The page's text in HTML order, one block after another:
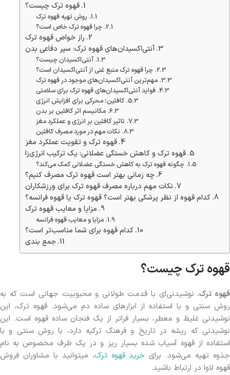
قهوه ترک چیست؟
روش تهیه قهوه ترک
چرا قهوه ترک خاص است؟
راز خواص قهوه ترک
آنتی‌اکسیدان‌های قهوه ترک: سپر دفاعی بدن
آنتی‌اکسیدان چیست؟
چرا قهوه ترک منبع غنی از آنتی‌اکسیدان است؟
مهم‌ترین آنتی‌اکسیدان‌های موجود در قهوه ترک
فواید آنتی‌اکسیدان‌های قهوه ترک برای سلامتی
کافئین؛ محرکی برای افزایش انرژی
مکانیسم اثر کافئین بر بدن
تاثیر کافئین بر انرژی و عملکرد مغز
نکات مهم در مورد مصرف کافئین
قهوه ترک و تقویت عملکرد مغز
قهوه ترک و کاهش خستگی عضلانی: یک ترکیب انرژی‌زا
چگونه قهوه ترک به کاهش خستگی عضلانی کمک می‌کند؟
چه زمانی بهتر است قهوه ترک مصرف کنیم؟
نکات مهم درباره مصرف قهوه ترک برای ورزشکاران
کدام قهوه از نظر پرشکی بهتر است؟ قهوه ترک یا قهوه فرانسه؟
مزایا و معایب قهوه ترک
مزایا و معایب قهوه فرانسه
کدام قهوه برای شما مناسب‌تر است؟
جمع بندی
قهوه ترک چیست؟
قهوه ترک، نوشیدنی‌ای با قدمت طولانی و محبوبیت جهانی است که به
روش سنتی و با استفاده از ابزارهای ساده دم می‌شود. قهوه ترک، این
نوشیدنی غلیظ و معطر، بسیار فراتر از یک فنجان ساده قهوه است. این
نوشیدنی که ریشه در تاریخ و فرهنگ ترکیه دارد، با روش سنتی و با
استفاده از قهوه آسیاب شده بسیار ریز و در یک ظرف مخصوص به نام
جذوه تهیه می‌شود. برای خرید قهوه ترک، میتوانید با مشاوران فروش
قهوه لاوا در ارتباط باشید.